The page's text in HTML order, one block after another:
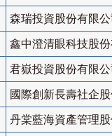
森瑞投資股份有限公
鑫中澄清眼科技股份
君嶽投資股份有限公
國際創新長壽社企
丹棠藍海資產管理股